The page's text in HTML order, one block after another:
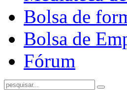
Bolsa de
Bolsa de
Fórum